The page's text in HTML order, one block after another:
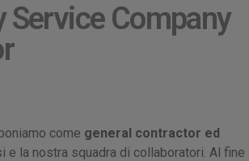
Service Company
come general contractor ed
la nostra squadra di collaboratori. Al fine